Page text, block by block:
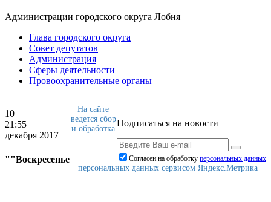
Администрации городского округа Лобня
Глава городского округа
Совет депутатов
Администрация
Сферы деятельности
Провоохранительные органы
10
21:55
декабря 2017
""Воскресенье
Подписаться на новости
Согласен на обработку персональныx данных
На сайте
ведется сбор
и обработка
персональных данных сервисом Яндекс.Метрика